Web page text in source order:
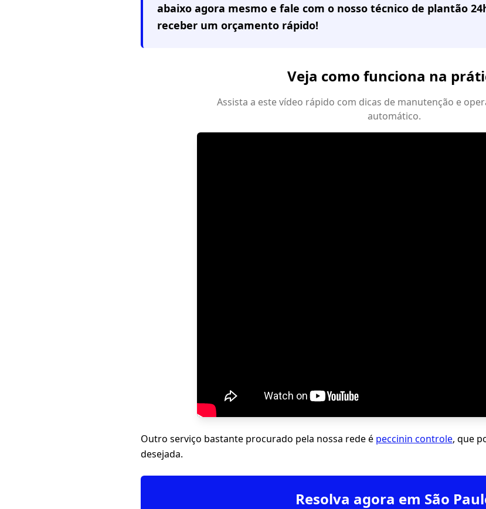
abaixo agora mesmo e fale com o nosso técnico de plantão
receber um orçamento rápido!
Veja como funciona na
Assista a este vídeo rápido com dicas de manutenção e
automático.
Outro serviço bastante procurado pela nossa rede é peccinin controle, que
desejada.
Resolva agora em São